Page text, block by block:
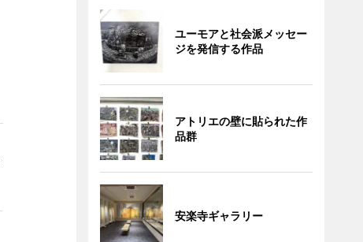
ユーモアと社会派メッセー
ジを発信する作品
アトリエの壁に貼られた作
品群
安楽寺ギャラリー